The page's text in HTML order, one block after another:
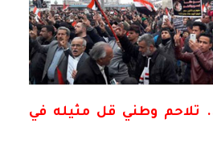
تلاحم وطني قل مثيله في